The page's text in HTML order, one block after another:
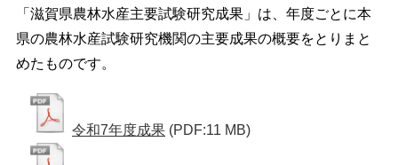
「滋賀県農林水産主要試験研究成果」は、年度ごとに本
県の農林水産試験研究機関の主要成果の概要をとりまと
めたものです。
令和7年度成果 (PDF:11 MB)